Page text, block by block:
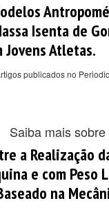
Isenta de
Atletas.
publicados no
Saiba mais
a Realização
e com Peso
na